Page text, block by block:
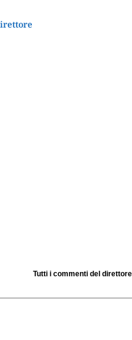
Tutti i commenti del direttore